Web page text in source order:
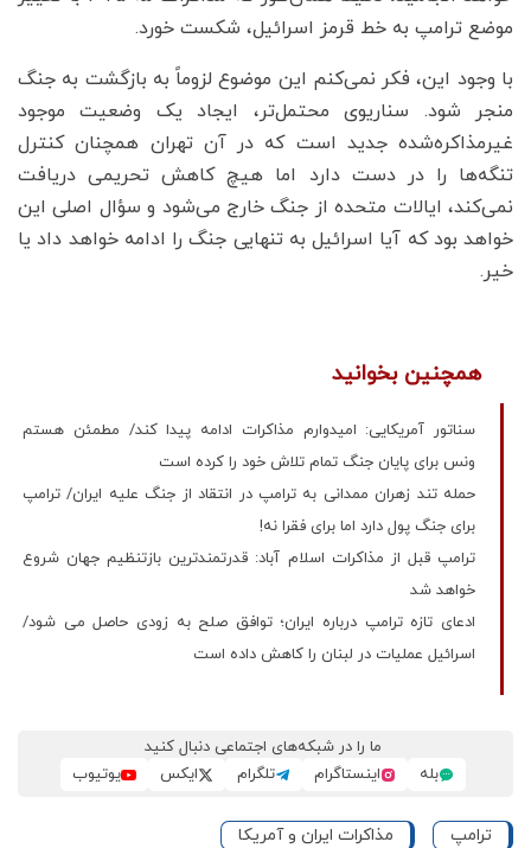
موضع ترامپ به خط قرمز اسرائیل، شکست خورد.
با وجود این، فکر نمی‌کنم این موضوع لزوماً به بازگشت به جنگ
منجر شود. سناریوی محتمل‌تر، ایجاد یک وضعیت موجود
غیرمذاکره‌شده جدید است که در آن تهران همچنان کنترل
تنگه‌ها را در دست دارد اما هیچ کاهش تحریمی دریافت
نمی‌کند، ایالات متحده از جنگ خارج می‌شود و سؤال اصلی این
خواهد بود که آیا اسرائیل به تنهایی جنگ را ادامه خواهد داد یا
خیر.
همچنین بخوانید
سناتور آمریکایی: امیدوارم مذاکرات ادامه پیدا کند/ مطمئن هستم
ونس برای پایان جنگ تمام تلاش خود را کرده است
حمله تند زهران ممدانی به ترامپ در انتقاد از جنگ علیه ایران/ ترامپ
برای جنگ پول دارد اما برای فقرا نه!
ترامپ قبل از مذاکرات اسلام آباد: قدرتمندترین بازتنظیم جهان شروع
خواهد شد
ادعای تازه ترامپ درباره ایران؛ توافق صلح به زودی حاصل می شود/
اسرائیل عملیات در لبنان را کاهش داده است
ما را در شبکه‌های اجتماعی دنبال کنید
بله
اینستاگرام تلگرام ایکس یوتیوب
ترامپ مذاکرات ایران و آمریکا